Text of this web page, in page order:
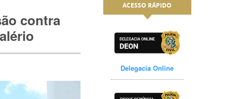
contra
ACESSO RÁPIDO
Delegacia Online